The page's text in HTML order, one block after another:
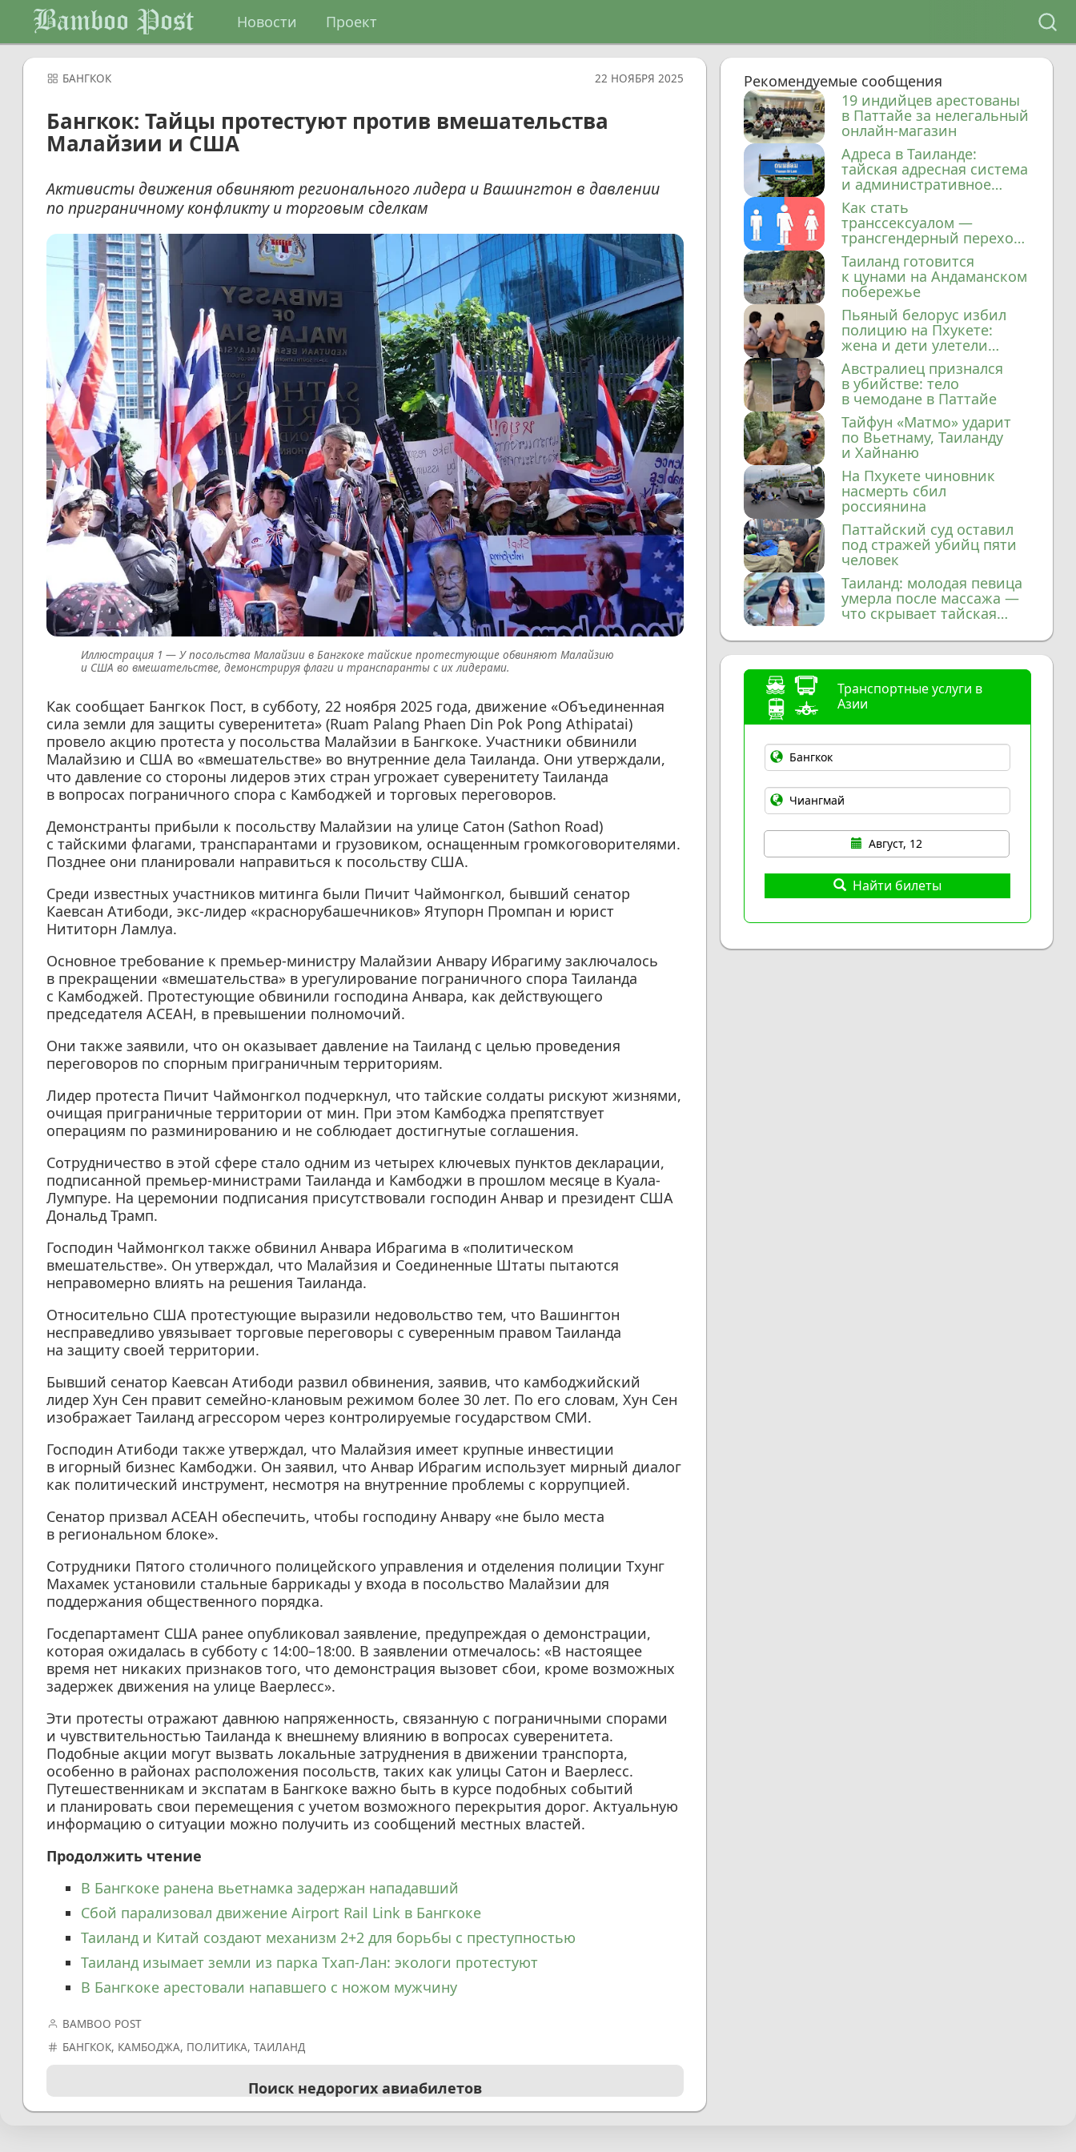
Bamboo Post Новости Проект
БАНГКОК 22 НОЯБРЯ 2025
Бангкок: Тайцы протестуют против вмешательства
Малайзии и США
Активисты движения обвиняют регионального лидера и Вашингтон в давлении
по приграничному конфликту и торговым сделкам
У посольства Малайзии в Бангкоке тайские протестующие обвиняют Малайзию
и США во вмешательстве, демонстрируя флаги и транспаранты с их лидерами.
Как сообщает Бангкок Пост, в субботу, 22 ноября 2025 года, движение «Объединенная
сила земли для защиты суверенитета» (Ruam Palang Phaen Din Pok Pong Athipatai)
провело акцию протеста у посольства Малайзии в Бангкоке. Участники обвинили
Малайзию и США во «вмешательстве» во внутренние дела Таиланда. Они утверждали,
что давление со стороны лидеров этих стран угрожает суверенитету Таиланда
в вопросах пограничного спора с Камбоджей и торговых переговоров.
Демонстранты прибыли к посольству Малайзии на улице Сатон (Sathon Road)
с тайскими флагами, транспарантами и грузовиком, оснащенным громкоговорителями.
Позднее они планировали направиться к посольству США.
Среди известных участников митинга были Пичит Чаймонгкол, бывший сенатор
Каевсан Атибоди, экс-лидер «краснорубашечников» Ятупорн Промпан и юрист
Нититорн Ламлуа.
Основное требование к премьер-министру Малайзии Анвару Ибрагиму заключалось
в прекращении «вмешательства» в урегулирование пограничного спора Таиланда
с Камбоджей. Протестующие обвинили господина Анвара, как действующего
председателя АСЕАН, в превышении полномочий.
Они также заявили, что он оказывает давление на Таиланд с целью проведения
переговоров по спорным приграничным территориям.
Лидер протеста Пичит Чаймонгкол подчеркнул, что тайские солдаты рискуют жизнями,
очищая приграничные территории от мин. При этом Камбоджа препятствует
операциям по разминированию и не соблюдает достигнутые соглашения.
Сотрудничество в этой сфере стало одним из четырех ключевых пунктов декларации,
подписанной премьер-министрами Таиланда и Камбоджи в прошлом месяце в Куала-
Лумпуре. На церемонии подписания присутствовали господин Анвар и президент США
Дональд Трамп.
Господин Чаймонгкол также обвинил Анвара Ибрагима в «политическом
вмешательстве». Он утверждал, что Малайзия и Соединенные Штаты пытаются
неправомерно влиять на решения Таиланда.
Относительно США протестующие выразили недовольство тем, что Вашингтон
несправедливо увязывает торговые переговоры с суверенным правом Таиланда
на защиту своей территории.
Бывший сенатор Каевсан Атибоди развил обвинения, заявив, что камбоджийский
лидер Хун Сен правит семейно-клановым режимом более 30 лет. По его словам, Хун Сен
изображает Таиланд агрессором через контролируемые государством СМИ.
Господин Атибоди также утверждал, что Малайзия имеет крупные инвестиции
в игорный бизнес Камбоджи. Он заявил, что Анвар Ибрагим использует мирный диалог
как политический инструмент, несмотря на внутренние проблемы с коррупцией.
Сенатор призвал АСЕАН обеспечить, чтобы господину Анвару «не было места
в региональном блоке».
Сотрудники Пятого столичного полицейского управления и отделения полиции Тхунг
Махамек установили стальные баррикады у входа в посольство Малайзии для
поддержания общественного порядка.
Госдепартамент США ранее опубликовал заявление, предупреждая о демонстрации,
которая ожидалась в субботу с 14:00–18:00. В заявлении отмечалось: «В настоящее
время нет никаких признаков того, что демонстрация вызовет сбои, кроме возможных
задержек движения на улице Ваерлесс».
Эти протесты отражают давнюю напряженность, связанную с пограничными спорами
и чувствительностью Таиланда к внешнему влиянию в вопросах суверенитета.
Подобные акции могут вызвать локальные затруднения в движении транспорта,
особенно в районах расположения посольств, таких как улицы Сатон и Ваерлесс.
Путешественникам и экспатам в Бангкоке важно быть в курсе подобных событий
и планировать свои перемещения с учетом возможного перекрытия дорог. Актуальную
информацию о ситуации можно получить из сообщений местных властей.
Продолжить чтение
В Бангкоке ранена вьетнамка задержан нападавший
Сбой парализовал движение Airport Rail Link в Бангкоке
Таиланд и Китай создают механизм 2+2 для борьбы с преступностью
Таиланд изымает земли из парка Тхап-Лан: экологи протестуют
В Бангкоке арестовали напавшего с ножом мужчину
BAMBOO POST
БАНГКОК, КАМБОДЖА, ПОЛИТИКА,ТАИЛАНД
Поиск недорогих авиабилетов
Рекомендуемые сообщения
19 индийцев арестованы
в Паттайе за нелегальный
онлайн-магазин
Адреса в Таиланде:
тайская адресная система
и административное
деление
Как стать
транссексуалом —
трансгендерный переход
в Таиланде
Таиланд готовится
к цунами на Андаманском
побережье
Пьяный белорус избил
полицию на Пхукете:
жена и дети улетели
домой
Австралиец признался
в убийстве: тело
в чемодане в Паттайе
Тайфун «Матмо» ударит
по Вьетнаму, Таиланду
и Хайнаню
На Пхукете чиновник
насмерть сбил
россиянина
Паттайский суд оставил
под стражей убийц пяти
человек
Таиланд: молодая певица
умерла после массажа —
что скрывает тайская
медицина?
Транспортные услуги в
Азии
Август, 12
Найти билеты